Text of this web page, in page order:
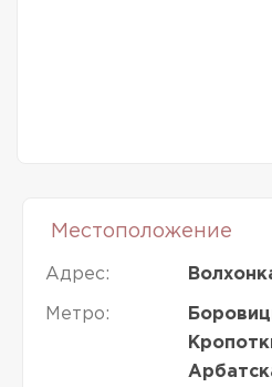
Местоположение
Адрес:
Метро: